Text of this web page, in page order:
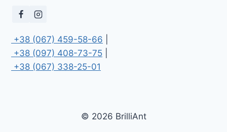
+38 (067) 459-58-66
+38 (097) 408-73-75
+38 (067) 338-25-01
© 2026 BrilliAnt